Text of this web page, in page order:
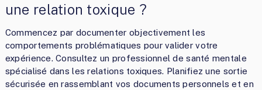
une relation toxique ?
Commencez par documenter objectivement les
comportements problématiques pour valider votre
expérience. Consultez un professionnel de santé mentale
spécialisé dans les relations toxiques. Planifiez une sortie
sécurisée en rassemblant vos documents personnels et en